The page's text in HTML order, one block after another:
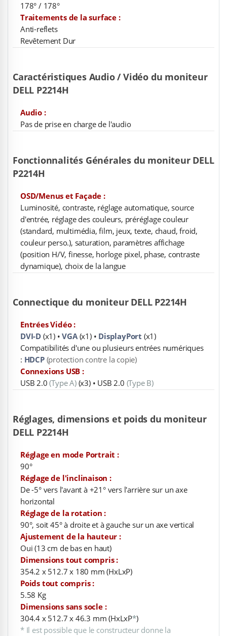
178° / 178°
Traitements de la surface :
Anti-reflets
Revêtement Dur
Caractéristiques Audio / Vidéo du moniteur
DELL P2214H
Audio :
Pas de prise en charge de l'audio
Fonctionnalités Générales du moniteur DELL
P2214H
OSD/Menus et Façade :
Luminosité, contraste, réglage automatique, source
d'entrée, réglage des couleurs, préréglage couleur
(standard, multimédia, film, jeux, texte, chaud, froid,
couleur perso.), saturation, paramètres affichage
(position H/V, finesse, horloge pixel, phase, contraste
dynamique), choix de la langue
Connectique du moniteur DELL P2214H
Entrées Vidéo :
DVI-D (x1) •VGA(x1) • DisplayPort (x1)
Compatibilités d'une ou plusieurs entrées numériques
: HDCP (protection contre la copie)
Connexions USB :
USB 2.0 (Type A)(x3) • USB 2.0 (Type B)
Réglages, dimensions et poids du moniteur
DELL P2214H
Réglage en mode Portrait :
90°
Réglage de l'inclinaison :
De -5° vers l'avant à +21° vers l'arrière sur un axe
horizontal
Réglage de la rotation :
90°, soit 45° à droite et à gauche sur un axe vertical
Ajustement de la hauteur :
Oui (13 cm de bas en haut)
Dimensions tout compris :
354.2 x 512.7 x 180 mm (HxLxP)
Poids tout compris :
5.58 Kg
Dimensions sans socle :
304.4 x 512.7 x 46.3 mm (HxLxP*)
* Il est possible que le constructeur donne la